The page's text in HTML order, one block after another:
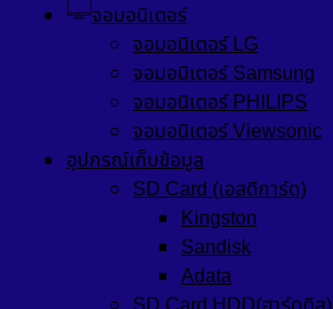
จอมอนิเตอร์
จอมอนิเตอร์ LG
จอมอนิเตอร์ Samsung
จอมอนิเตอร์ PHILIPS
จอมอนิเตอร์ Viewsonic
อุปกรณ์เก็บข้อมูล
SD Card (เอสดีการ์ด)
Kingston
Sandisk
Adata